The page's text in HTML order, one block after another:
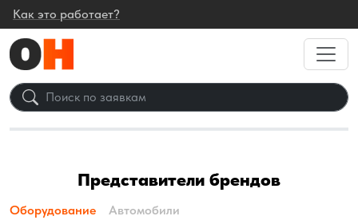
Как это работает?
Представители брендов
Оборудование Автомобили